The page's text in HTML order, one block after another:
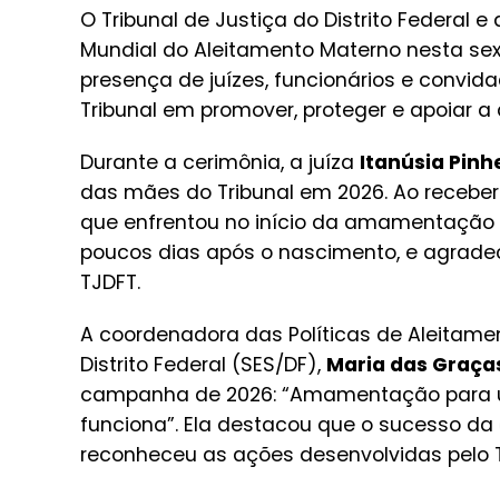
O Tribunal de Justiça do Distrito Federal
Mundial do Aleitamento Materno nesta
presença de juízes, funcionários e
Tribunal em promover, proteger e apoiar
Durante a cerimônia, a juíza Itanúsia
das mães do Tribunal em 2026. Ao
que enfrentou no início da amamentação
poucos dias após o nascimento, e
TJDFT.
A coordenadora das Políticas de
Distrito Federal (SES/DF), Maria das
campanha de 2026: “Amamentação
funciona”. Ela destacou que o sucesso
reconheceu as ações desenvolvidas pelo